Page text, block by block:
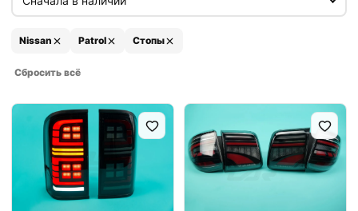
Nissan Patrol Стопы
Сбросить всё